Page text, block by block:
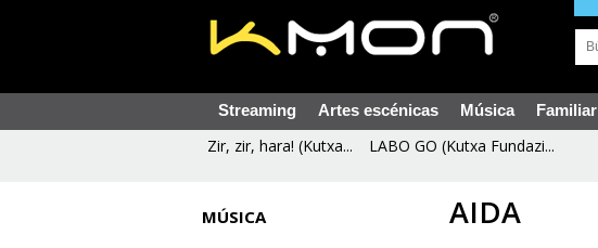
Streaming Artes escénicas Música Familiar
Zir, zir, hara! (Kutxa... LABO GO (Kutxa Fundazi...
MÚSICA AIDA